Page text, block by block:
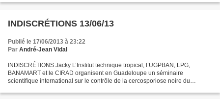
INDISCRÉTIONS 13/06/13
Publié le 17/06/2013 à 23:22
Par André-Jean Vidal
INDISCRÉTIONS Jacky L’Institut technique tropical, l’UGPBAN, LPG,
BANAMART et le CIRAD organisent en Guadeloupe un séminaire
scientifique international sur le contrôle de la cercosporiose noire du